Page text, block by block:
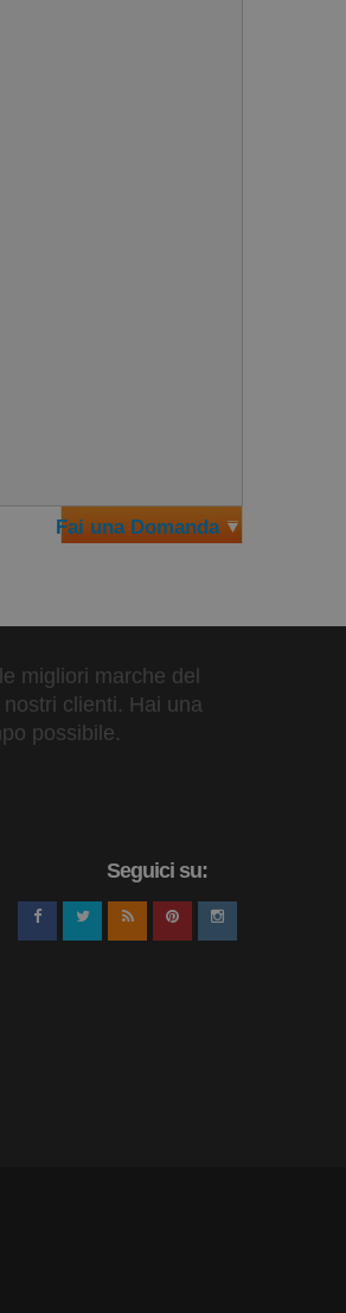
Fai una Domanda
migliori marche del
clienti. Hai una
possibile.
Seguici su: